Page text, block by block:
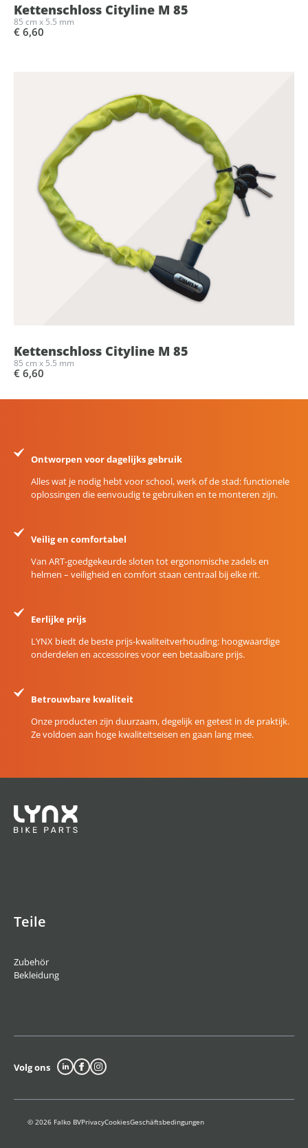
Kettenschloss Cityline M 85
85 cm x 5.5 mm
€ 6,60
Kettenschloss Cityline M 85
85 cm x 5.5 mm
€ 6,60
Ontworpen voor dagelijks gebruik
Alles wat je nodig hebt voor school, werk of de stad: functionele
oplossingen die eenvoudig te gebruiken en te monteren zijn.
Veilig en comfortabel
Van ART-goedgekeurde sloten tot ergonomische zadels en
helmen – veiligheid en comfort staan centraal bij elke rit.
Eerlijke prijs
LYNX biedt de beste prijs-kwaliteitverhouding: hoogwaardige
onderdelen en accessoires voor een betaalbare prijs.
Betrouwbare kwaliteit
Onze producten zijn duurzaam, degelijk en getest in de praktijk.
Ze voldoen aan hoge kwaliteitseisen en gaan lang mee.
Teile
Zubehör
Bekleidung
Volg ons
© 2026 Falko BVPrivacyCookiesGeschäftsbedingungen